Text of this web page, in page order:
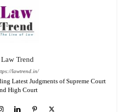
Law Trend
lawtrend.in/
Latest Judgments of Supreme Court
High Court